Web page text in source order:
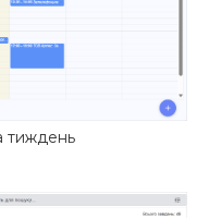
тиждень